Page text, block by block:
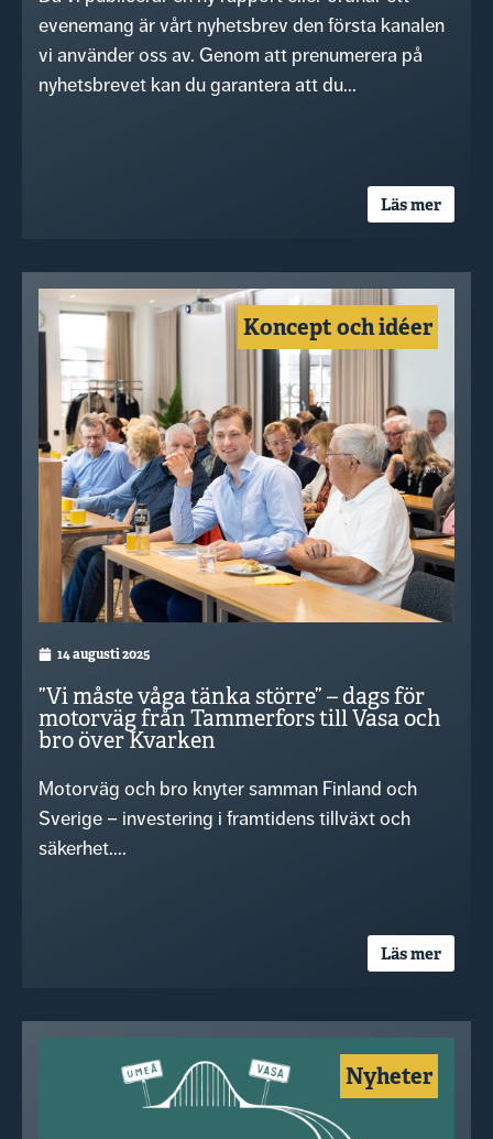
evenemang är vårt nyhetsbrev den första kanalen
vi använder oss av. Genom att prenumerera på
nyhetsbrevet kan du garantera att du...
Läs mer
Koncept och idéer
14 augusti 2025
”Vi måste våga tänka större” – dags för
motorväg från Tammerfors till Vasa och
bro över Kvarken
Motorväg och bro knyter samman Finland och
Sverige – investering i framtidens tillväxt och
säkerhet....
Läs mer
Nyheter